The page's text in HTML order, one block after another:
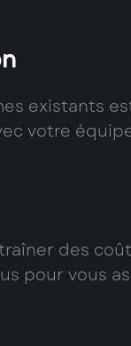
existants
votre
des
pour vous